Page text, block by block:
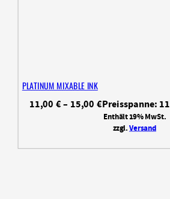
PLATINUM MIXABLE INK
11,00 €– 15,00 €Preisspanne:
Enthält 19% MwSt.
zzgl.Versand